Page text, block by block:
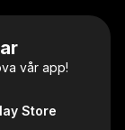
vår app!
Store